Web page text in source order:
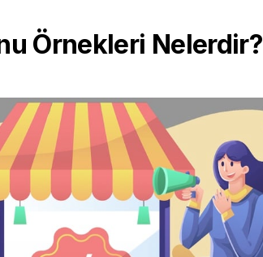
Örnekleri Nelerdir?